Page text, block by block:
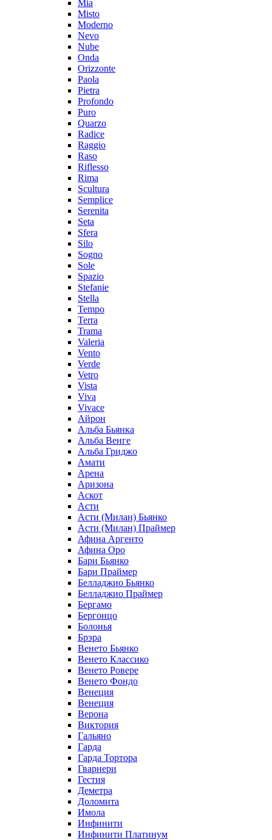
Mia
Misto
Moderno
Nevo
Nube
Onda
Orizzonte
Paola
Pietra
Profondo
Puro
Quarzo
Radice
Raggio
Raso
Riflesso
Rima
Scultura
Semplice
Serenita
Seta
Sfera
Silo
Sogno
Sole
Spazio
Stefanie
Stella
Tempo
Terra
Trama
Valeria
Vento
Verde
Vetro
Vista
Viva
Vivace
Айрон
Альба Бьянка
Альба Венге
Альба Гриджо
Амати
Арена
Аризона
Аскот
Асти
Асти (Милан) Бьянко
Асти (Милан) Праймер
Афина Аргенто
Афина Оро
Бари Бьянко
Бари Праймер
Белладжио Бьянко
Белладжио Праймер
Бергамо
Бергонцо
Болонья
Брэра
Венето Бьянко
Венето Классико
Венето Ровере
Венето Фондо
Венеция
Венеция
Верона
Виктория
Гальяно
Гарда
Гарда Тортора
Гварнери
Гестия
Деметра
Доломита
Имола
Инфинити
Инфинити Платинум